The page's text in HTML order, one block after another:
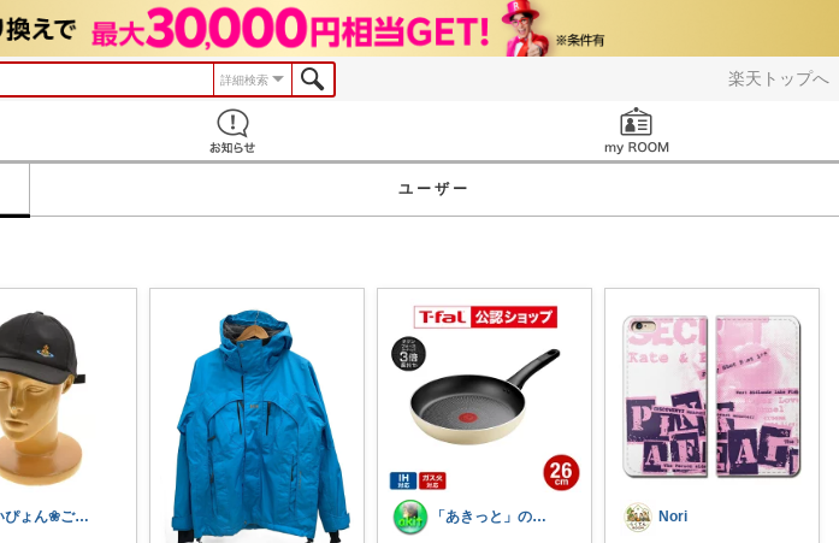
楽天トップへ
詳細検索
ユーザー
あいぴょん❀ご購入ありがとうございます！ 「あきっと」の癒やし部屋！ Nori